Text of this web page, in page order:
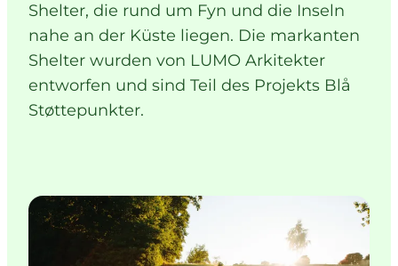
Shelter, die rund um Fyn und die Inseln
nahe an der Küste liegen. Die markanten
Shelter wurden von LUMO Arkitekter
entworfen und sind Teil des Projekts Blå
Støttepunkter.